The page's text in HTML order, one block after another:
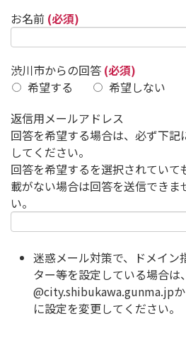
お名前 (必須)
渋川市からの回答 (必須)
希望する
希望しない
返信用メールアドレス
回答を希望する場合は、必ず下
してください。
回答を希望するを選択されてい
載がない場合は回答を送信できま
い。
迷惑メール対策で、ドメイン
ター等を設定している場合は、
@city.shibukawa.gunma.jp
に設定を変更してください。